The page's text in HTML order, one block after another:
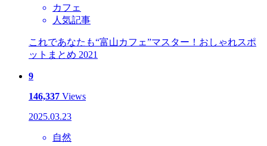
カフェ
人気記事
これであなたも“富山カフェ”マスター！おしゃれスポ
ットまとめ 2021
9
146,337 Views
2025.03.23
自然